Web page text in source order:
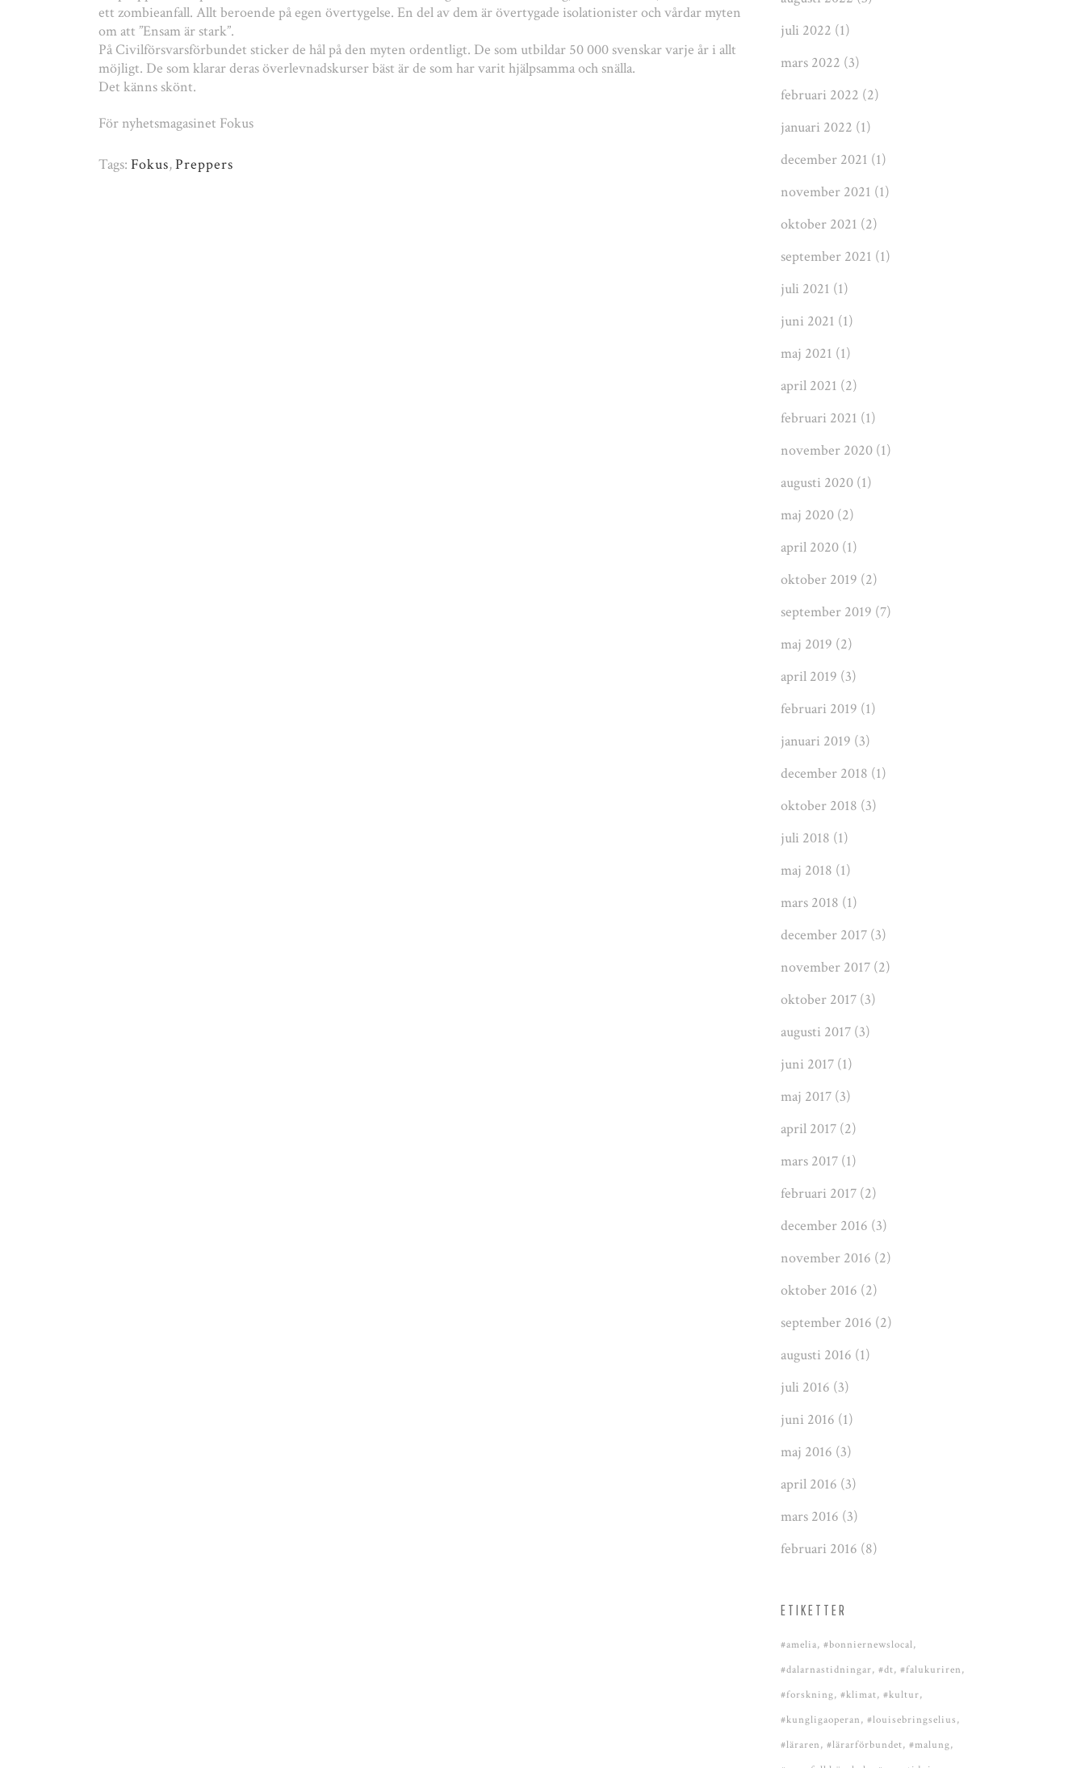
ett zombieanfall. Allt beroende på egen övertygelse. En del av dem är övertygade isolationister och vårdar myten
om att ”Ensam är stark”.
På Civilförsvarsförbundet sticker de hål på den myten ordentligt. De som utbildar 50 000 svenskar varje år i allt
möjligt. De som klarar deras överlevnadskurser bäst är de som har varit hjälpsamma och snälla.
Det känns skönt.
För nyhetsmagasinet Fokus
Tags: Fokus,Preppers
juli 2022 (1)
mars 2022 (3)
februari 2022 (2)
januari 2022 (1)
december 2021 (1)
november 2021 (1)
oktober 2021 (2)
september 2021 (1)
juli 2021 (1)
juni 2021 (1)
maj 2021 (1)
april 2021 (2)
februari 2021 (1)
november 2020 (1)
augusti 2020 (1)
maj 2020 (2)
april 2020 (1)
oktober 2019 (2)
september 2019 (7)
maj 2019 (2)
april 2019 (3)
februari 2019 (1)
januari 2019 (3)
december 2018 (1)
oktober 2018 (3)
juli 2018 (1)
maj 2018 (1)
mars 2018 (1)
december 2017 (3)
november 2017 (2)
oktober 2017 (3)
augusti 2017 (3)
juni 2017 (1)
maj 2017 (3)
april 2017 (2)
mars 2017 (1)
februari 2017 (2)
december 2016 (3)
november 2016 (2)
oktober 2016 (2)
september 2016 (2)
augusti 2016 (1)
juli 2016 (3)
juni 2016 (1)
maj 2016 (3)
april 2016 (3)
mars 2016 (3)
februari 2016 (8)
ETIKETTER
#amelia #bonniernewslocal
#dalarnastidningar #dt #falukuriren
#forskning #klimat #kultur
#kungligaoperan #louisebringselius
#läraren #lärarförbundet #malung